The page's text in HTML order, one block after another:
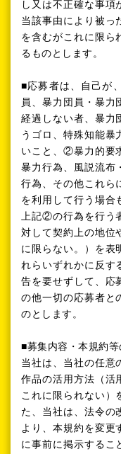
し又は不正確な事項
当該事由により被っ
を含むがこれに限ら
るものとします。
■応募者は、自己が
員、暴力団員・暴力
経過しない者、暴力
うゴロ、特殊知能暴
いこと、②暴力的要
暴力行為、風説流布
行為、その他これら
を利用して行う場
上記②の行為を行う
対して契約上の地位
に限らない。）を表
れらいずれかに反す
告を要せずして、応
の他一切の応募者と
のとします。
■募集内容・本規約等
当社は、当社の任意
作品の活用方法（活
これに限られない）
た、当社は、法令の
より、本規約を変更
に事前に掲示するこ